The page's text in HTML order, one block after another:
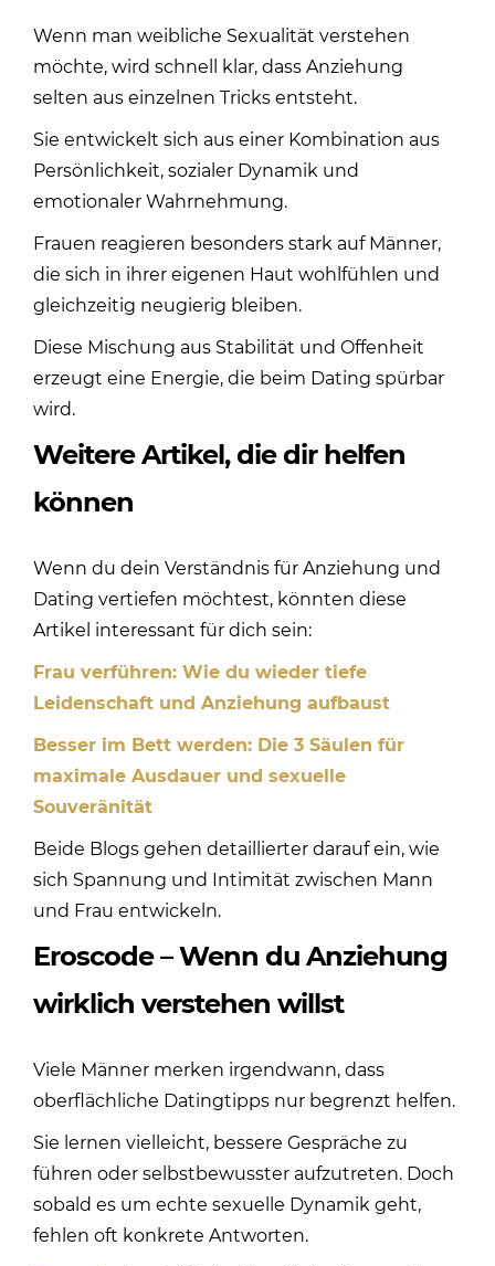
Wenn man weibliche Sexualität verstehen
möchte, wird schnell klar, dass Anziehung
selten aus einzelnen Tricks entsteht.
Sie entwickelt sich aus einer Kombination aus
Persönlichkeit, sozialer Dynamik und
emotionaler Wahrnehmung.
Frauen reagieren besonders stark auf Männer,
die sich in ihrer eigenen Haut wohlfühlen und
gleichzeitig neugierig bleiben.
Diese Mischung aus Stabilität und Offenheit
erzeugt eine Energie, die beim Dating spürbar
wird.
Weitere Artikel, die dir helfen
können
Wenn du dein Verständnis für Anziehung und
Dating vertiefen möchtest, könnten diese
Artikel interessant für dich sein:
Frau verführen: Wie du wieder tiefe
Leidenschaft und Anziehung aufbaust
Besser im Bett werden: Die 3 Säulen für
maximale Ausdauer und sexuelle
Souveränität
Beide Blogs gehen detaillierter darauf ein, wie
sich Spannung und Intimität zwischen Mann
und Frau entwickeln.
Eroscode – Wenn du Anziehung
wirklich verstehen willst
Viele Männer merken irgendwann, dass
oberflächliche Datingtipps nur begrenzt helfen.
Sie lernen vielleicht, bessere Gespräche zu
führen oder selbstbewusster aufzutreten. Doch
sobald es um echte sexuelle Dynamik geht,
fehlen oft konkrete Antworten.